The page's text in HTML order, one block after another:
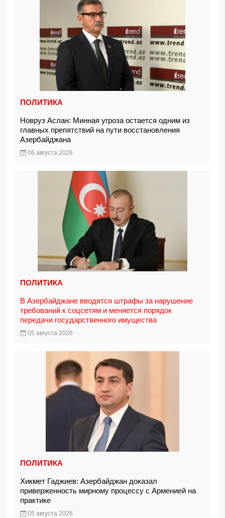
ПОЛИТИКА
Новруз Аслан: Минная угроза остается одним из
главных препятствий на пути восстановления
Азербайджана
06 августа 2026
ПОЛИТИКА
В Азербайджане вводятся штрафы за нарушение
требований к соцсетям и меняется порядок
передачи государственного имущества
05 августа 2026
ПОЛИТИКА
Хикмет Гаджиев: Азербайджан доказал
приверженность мирному процессу с Арменией на
практике
05 августа 2026